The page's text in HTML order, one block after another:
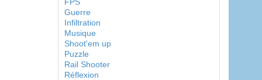
Guerre
Infiltration
Musique
Shoot'em up
Puzzle
Rail Shooter
Réflexion